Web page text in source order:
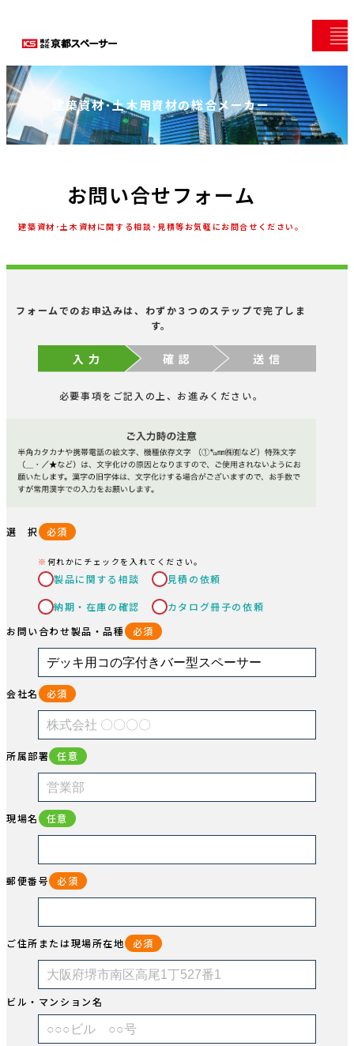
建築資材･土木用資材の総合メーカー
お問い合せフォーム
建築資材･土木資材に関する相談･見積等お気軽にお問合せください。
フォームでのお申込みは、わずか３つのステップで完了しま
す。
入 力 確 認 送 信
必要事項をご記入の上、お進みください。
選 択 必須
何れかにチェックを入れてください。
製品に関する相談 見積の依頼
納期・在庫の確認
カタログ冊子の依頼
お問い合わせ製品・品種
必須
会社名 必須
所属部署 任意
現場名 任意
郵便番号 必須
ご住所または現場所在地 必須
ビル・マンション名